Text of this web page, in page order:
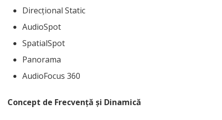
Direcțional Static
AudioSpot
SpatialSpot
Panorama
AudioFocus 360
Concept de Frecvență și Dinamică